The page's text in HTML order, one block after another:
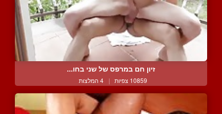
זיון חם במרפס של שני בחו...
10859 צפיות | 4 המלצות